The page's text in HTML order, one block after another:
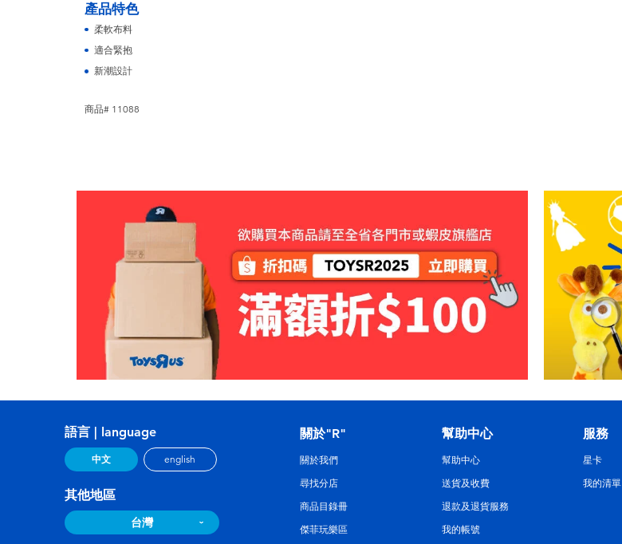
產品特色
柔軟布料
適合緊抱
新潮設計
商品# 11088
語言 | language
中文 english
其他地區
台灣
關於"R"
關於我們
尋找分店
商品目錄冊
傑菲玩樂區
幫助中心
幫助中心
送貨及收費
退款及退貨服務
我的帳號
服務
星卡
我的清單